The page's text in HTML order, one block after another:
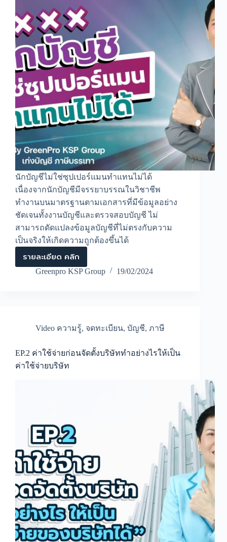
นักบัญชีไม่ใช่ซุปเปอร์แมนทำแทนไม่ได้
เนื่องจากนักบัญชีมีจรรยาบรรณในวิชาชีพ
ทำงานบนมาตรฐานตามเอกสารที่มีข้อมูลอย่าง
ชัดเจนทั้งงานบัญชีและตรวจสอบบัญชี ไม่
สามารถดัดแปลงข้อมูลบัญชีที่ไม่ตรงกับความ
เป็นจริงให้เกิดความถูกต้องขึ้นได้
รายละเอียด คลิก
นัก
บัญชี
ไม่ใช่
ไม่
ได้
Greenpro KSP Group 19/02/2024
Video ความรู้, จดทะเบียน, บัญชี, ภาษี
EP.2 ค่าใช้จ่ายก่อนจัดตั้งบริษัททำอย่างไรให้เป็น
ค่าใช้จ่ายบริษัท